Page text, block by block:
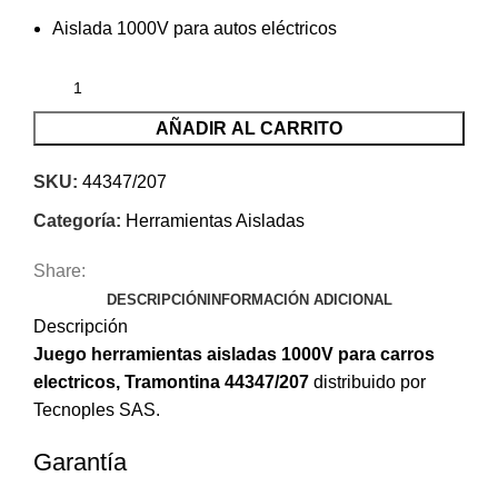
Aislada 1000V para autos eléctricos
AÑADIR AL CARRITO
SKU: 44347/207
Categoría: Herramientas Aisladas
Share:
DESCRIPCIÓNINFORMACIÓN ADICIONAL
Descripción
Juego herramientas aisladas 1000V para carros
electricos, Tramontina 44347/207 distribuido por
Tecnoples SAS.
Garantía